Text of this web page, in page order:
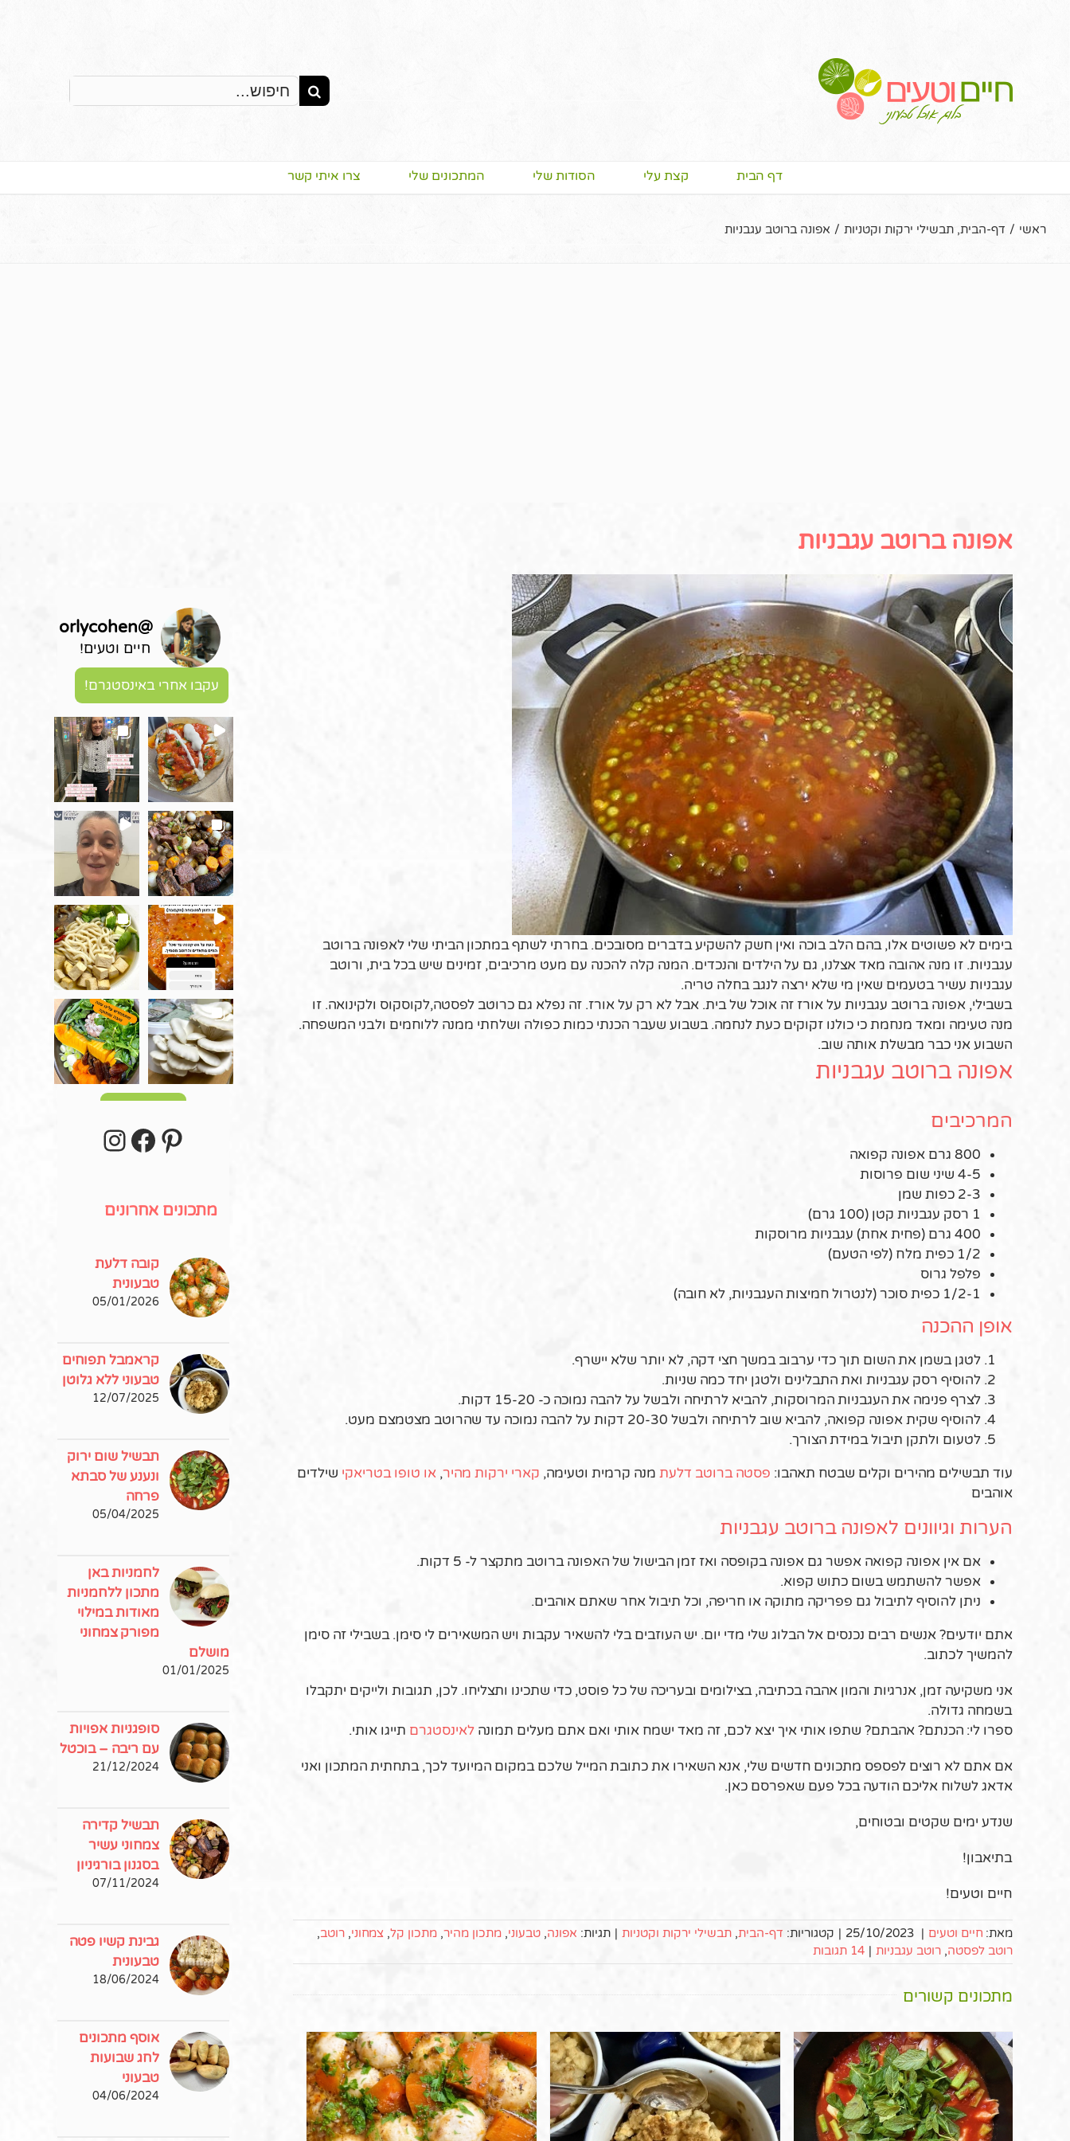
Search
for:
דף הבית קצת עלי הסודות שלי המתכונים שלי צרו איתי קשר
ראשי / דף-הבית, תבשילי ירקות וקטניות / אפונה ברוטב עגבניות
אפונה ברוטב עגבניות
בימים לא פשוטים אלו, בהם הלב בוכה ואין חשק להשקיע בדברים מסובכים. בחרתי לשתף במתכון הביתי שלי לאפונה ברוטב
עגבניות. זו מנה אהובה מאד אצלנו, גם על הילדים והנכדים. המנה קלה להכנה עם מעט מרכיבים, זמינים שיש בכל בית, ורוטב
עגבניות עשיר בטעמים שאין מי שלא ירצה לנגב בחלה טריה.
בשבילי, אפונה ברוטב עגבניות על אורז זה אוכל של בית. אבל לא רק על אורז. זה נפלא גם כרוטב לפסטה,לקוסקוס ולקינואה. זו
מנה טעימה ומאד מנחמת כי כולנו זקוקים כעת לנחמה. בשבוע שעבר הכנתי כמות כפולה ושלחתי ממנה ללוחמים ולבני המשפחה.
השבוע אני כבר מבשלת אותה שוב.
אפונה ברוטב עגבניות
המרכיבים
800 גרם אפונה קפואה
4-5 שיני שום פרוסות
2-3 כפות שמן
1 רסק עגבניות קטן (100 גרם)
400 גרם (פחית אחת) עגבניות מרוסקות
1/2 כפית מלח (לפי הטעם)
פלפל גרוס
1/2-1 כפית סוכר (לנטרול חמיצות העגבניות, לא חובה)
אופן ההכנה
לטגן בשמן את השום תוך כדי ערבוב במשך חצי דקה, לא יותר שלא יישרף.
להוסיף רסק עגבניות ואת התבלינים ולטגן יחד כמה שניות.
לצרף פנימה את העגבניות המרוסקות, להביא לרתיחה ולבשל על להבה נמוכה כ- 15-20 דקות.
להוסיף שקית אפונה קפואה, להביא שוב לרתיחה ולבשל 20-30 דקות על להבה נמוכה עד שהרוטב מצטמצם מעט.
לטעום ולתקן תיבול במידת הצורך.
עוד תבשילים מהירים וקלים שבטח תאהבו: פסטה ברוטב דלעת מנה קרמית וטעימה, קארי ירקות מהיר, או טופו בטריאקי שילדים
אוהבים
הערות וגיוונים לאפונה ברוטב עגבניות
אם אין אפונה קפואה אפשר גם אפונה בקופסה ואז זמן הבישול של האפונה ברוטב מתקצר ל- 5 דקות.
אפשר להשתמש בשום כתוש קפוא.
ניתן להוסיף לתיבול גם פפריקה מתוקה או חריפה, וכל תיבול אחר שאתם אוהבים.
אתם יודעים? אנשים רבים נכנסים אל הבלוג שלי מדי יום. יש העוזבים בלי להשאיר עקבות ויש המשאירים לי סימן. בשבילי זה סימן
להמשיך לכתוב.
אני משקיעה זמן, אנרגיות והמון אהבה בכתיבה, בצילומים ובעריכה של כל פוסט, כדי שתכינו ותצליחו. לכן, תגובות ולייקים יתקבלו
בשמחה גדולה.
ספרו לי: הכנתם? אהבתם? שתפו אותי איך יצא לכם, זה מאד ישמח אותי ואם אתם מעלים תמונה לאינסטגרם תייגו אותי.
אם אתם לא רוצים לפספס מתכונים חדשים שלי, אנא השאירו את כתובת המייל שלכם במקום המיועד לכך, בתחתית המתכון ואני
אדאג לשלוח אליכם הודעה בכל פעם שאפרסם כאן.
שנדע ימים שקטים ובטוחים,
בתיאבון!
חיים וטעים!
מאת: חיים וטעים |
25/10/2023 קטגוריות: דף-הבית, תבשילי ירקות וקטניות | תגיות: אפונה, טבעוני, מתכון מהיר, מתכון קל, צמחוני, רוטב,
רוטב לפסטה, רוטב עגבניות | 14 תגובות
מתכונים קשורים
@
orlycohen
חיים וטעים!
עקבו אחרי באינסטגרם!
Pinterest
מתכונים אחרונים
קובה דלעת
טבעונית
05/01/2026
קראמבל תפוחים
טבעוני ללא גלוטן
12/07/2025
תבשיל שום ירוק
ונענע של סבתא
פרחה
05/04/2025
לחמניות באן
מתכון ללחמניות
מאודות במילוי
מפורק צמחוני
מושלם
01/01/2025
סופגניות אפויות
עם ריבה – בוכטל
21/12/2024
תבשיל קדירה
צמחוני עשיר
בסגנון בורגיניון
07/11/2024
גבינת קשיו פטה
טבעונית
18/06/2024
אוסף מתכונים
לחג שבועות
טבעוני
04/06/2024